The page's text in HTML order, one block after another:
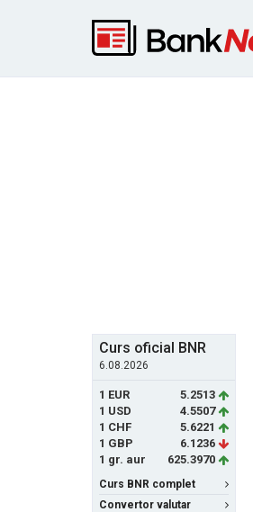
Curs oficial BNR
6.08.2026
1 EUR
5.2513
1 USD
4.5507
1 CHF
5.6221
1 GBP
6.1236
1 gr. aur
625.3970
Curs BNR complet
Convertor valutar